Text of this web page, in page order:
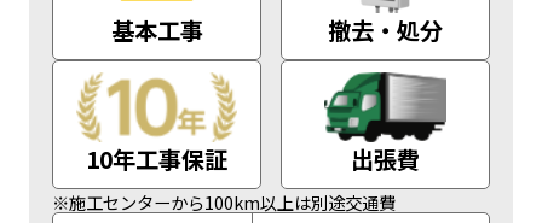
基本工事 撤去・処分
10年工事保証 出張費
※施工センターから100km以上は別途交通費